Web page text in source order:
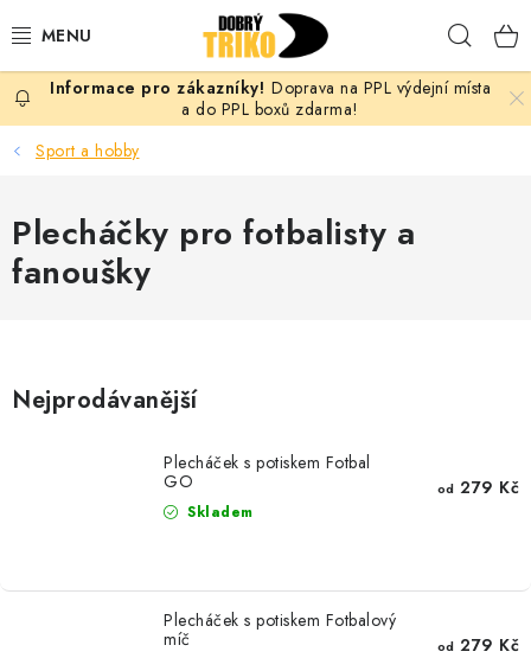
na
PRO ŽENY
PRO MUŽE
PRO DĚTI
DOPLŇKY
VLASTNÍ MOTIV
OKAMŽITĚ K ODBĚRU
Doprava na PPL výdejní místa
a do PPL boxů zdarma!
Sport a hobby
Plecháčky pro fotbalisty a
fanoušky
Nejprodávanější
Plecháček s potiskem Fotbal
GO
Skladem
od 279 Kč
Plecháček s potiskem Fotbalový
míč
od 279 Kč